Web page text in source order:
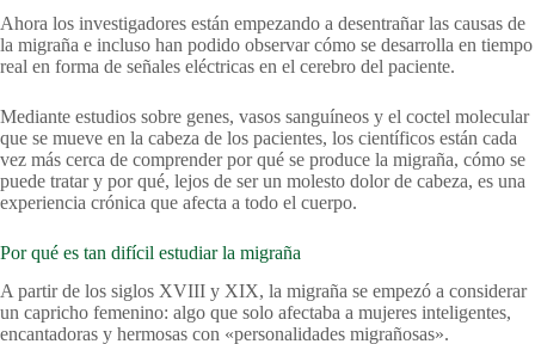
Ahora los investigadores están empezando a desentrañar las causas de
la migraña e incluso han podido observar cómo se desarrolla en tiempo
real en forma de señales eléctricas en el cerebro del paciente.
Mediante estudios sobre genes, vasos sanguíneos y el coctel molecular
que se mueve en la cabeza de los pacientes, los científicos están cada
vez más cerca de comprender por qué se produce la migraña, cómo se
puede tratar y por qué, lejos de ser un molesto dolor de cabeza, es una
experiencia crónica que afecta a todo el cuerpo.
Por qué es tan difícil estudiar la migraña
A partir de los siglos XVIII y XIX, la migraña se empezó a considerar
un capricho femenino: algo que solo afectaba a mujeres inteligentes,
encantadoras y hermosas con «personalidades migrañosas».